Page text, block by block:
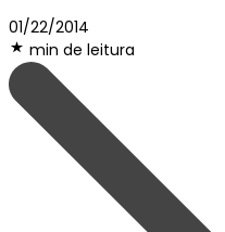
01/22/2014
min de leitura